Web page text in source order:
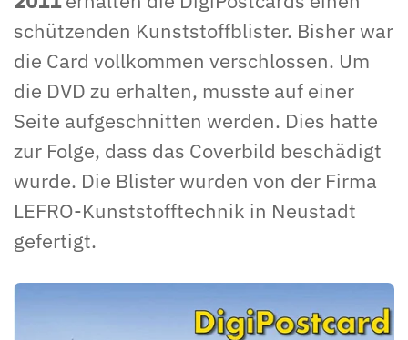
schützenden Kunststoffblister. Bisher war
die Card vollkommen verschlossen. Um
die DVD zu erhalten, musste auf einer
Seite aufgeschnitten werden. Dies hatte
zur Folge, dass das Coverbild beschädigt
wurde. Die Blister wurden von der Firma
LEFRO-Kunststofftechnik in Neustadt
gefertigt.